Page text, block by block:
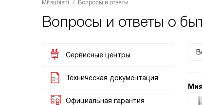
Mitsubishi Вопросы и ответы
Вопросы и ответы о
Сервисные центры
Техническая документация
Официальная гарантия
Мия